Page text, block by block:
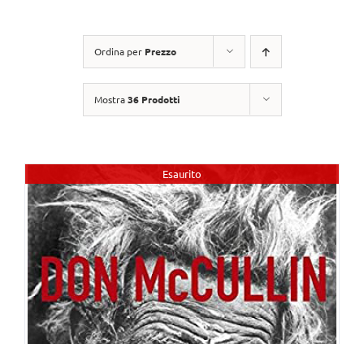
Ordina per Prezzo
Mostra36 Prodotti
Esaurito